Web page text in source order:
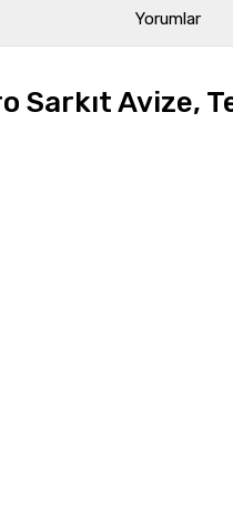
Yorumlar
Sarkıt Avize,